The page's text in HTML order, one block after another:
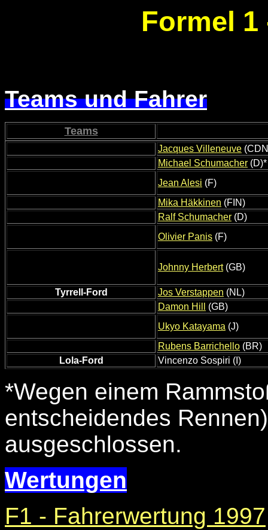
Formel 1
Teams und Fahrer
Teams
Jacques Villeneuve
Michael Schumacher (D)*
Jean Alesi (F)
Mika Häkkinen (FIN)
Ralf Schumacher (D)
Olivier Panis (F)
Johnny Herbert(GB)
Tyrrell-Ford Jos Verstappen (NL)
Damon Hill
(GB)
Ukyo Katayama (J)
Rubens Barrichello (BR)
Lola-Ford
Vincenzo Sospiri (I)
*Wegen einem
entscheidendes
ausgeschlossen.
Wertungen
F1 - Fahrerwertung 1997